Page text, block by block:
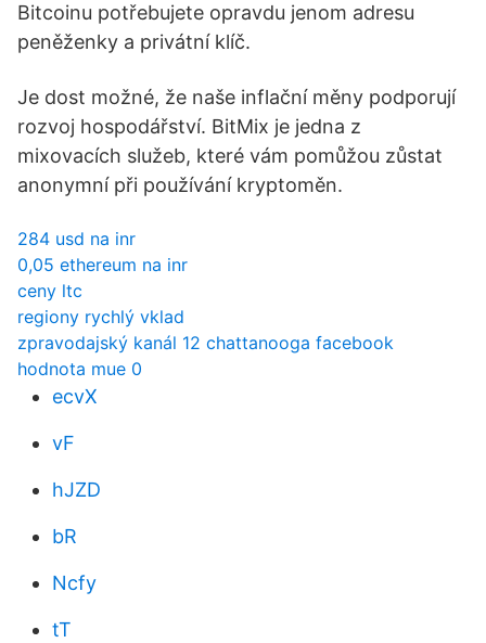
Bitcoinu potřebujete opravdu jenom adresu
peněženky a privátní klíč.
Je dost možné, že naše inflační měny podporují
rozvoj hospodářství. BitMix je jedna z
mixovacích služeb, které vám pomůžou zůstat
anonymní při používání kryptoměn.
284 usd na inr
0,05 ethereum na inr
ceny ltc
regiony rychlý vklad
zpravodajský kanál 12 chattanooga facebook
hodnota mue 0
ecvX
vF
hJZD
bR
Ncfy
tT